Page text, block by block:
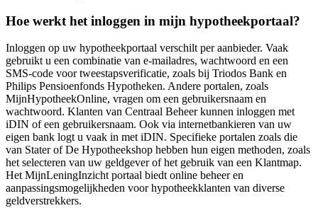
Hoe werkt het inloggen in mijn hypotheekportaal?
Inloggen op uw hypotheekportaal verschilt per aanbieder. Vaak
gebruikt u een combinatie van e-mailadres, wachtwoord en een
SMS-code voor tweestapsverificatie, zoals bij Triodos Bank en
Philips Pensioenfonds Hypotheken. Andere portalen, zoals
MijnHypotheekOnline, vragen om een gebruikersnaam en
wachtwoord. Klanten van Centraal Beheer kunnen inloggen met
iDIN of een gebruikersnaam. Ook via internetbankieren van uw
eigen bank logt u vaak in met iDIN. Specifieke portalen zoals die
van Stater of De Hypotheekshop hebben hun eigen methoden, zoals
het selecteren van uw geldgever of het gebruik van een Klantmap.
Het MijnLeningInzicht portaal biedt online beheer en
aanpassingsmogelijkheden voor hypotheekklanten van diverse
geldverstrekkers.